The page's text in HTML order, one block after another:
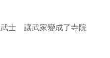
士 讓武家變成了寺院